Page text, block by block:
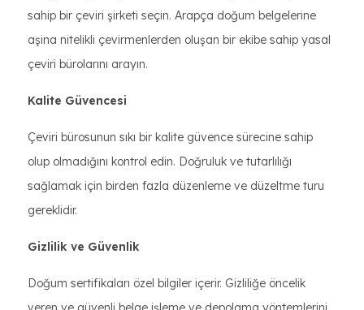
sahip bir çeviri şirketi seçin. Arapça doğum belgelerine
aşina nitelikli çevirmenlerden oluşan bir ekibe sahip yasal
çeviri bürolarını arayın.
Kalite Güvencesi
Çeviri bürosunun sıkı bir kalite güvence sürecine sahip
olup olmadığını kontrol edin. Doğruluk ve tutarlılığı
sağlamak için birden fazla düzenleme ve düzeltme turu
gereklidir.
Gizlilik ve Güvenlik
Doğum sertifikaları özel bilgiler içerir. Gizliliğe öncelik